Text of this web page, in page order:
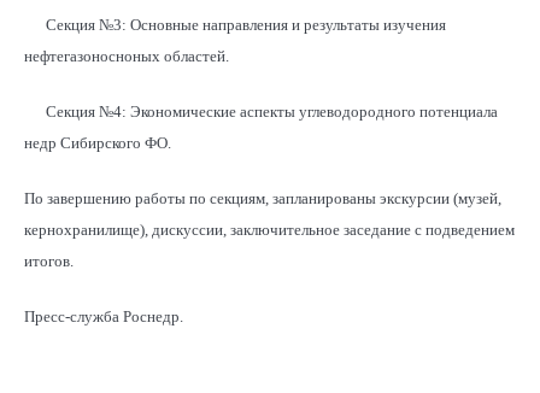
Секция №3: Основные направления и результаты изучения
нефтегазоносноных областей.
Секция №4: Экономические аспекты углеводородного потенциала
недр Сибирского ФО.
По завершению работы по секциям, запланированы экскурсии (музей,
кернохранилище), дискуссии, заключительное заседание с подведением
итогов.
Пресс-служба Роснедр.